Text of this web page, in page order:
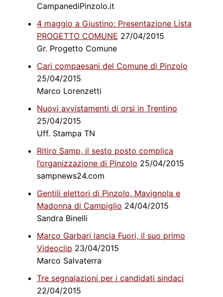
CampanediPinzolo.it
4 maggio a Giustino: Presentazione Lista
PROGETTO COMUNE 27/04/2015
Gr. Progetto Comune
Cari compaesani del Comune di Pinzolo
25/04/2015
Marco Lorenzetti
Nuovi avvistamenti di orsi in Trentino
25/04/2015
Uff. Stampa TN
Ritiro Samp, il sesto posto complica
l’organizzazione di Pinzolo 25/04/2015
sampnews24.com
Gentili elettori di Pinzolo, Mavignola e
Madonna di Campiglio 24/04/2015
Sandra Binelli
Marco Garbari lancia Fuori, il suo primo
Videoclip 23/04/2015
Marco Salvaterra
Tre segnalazioni per i candidati sindaci
22/04/2015